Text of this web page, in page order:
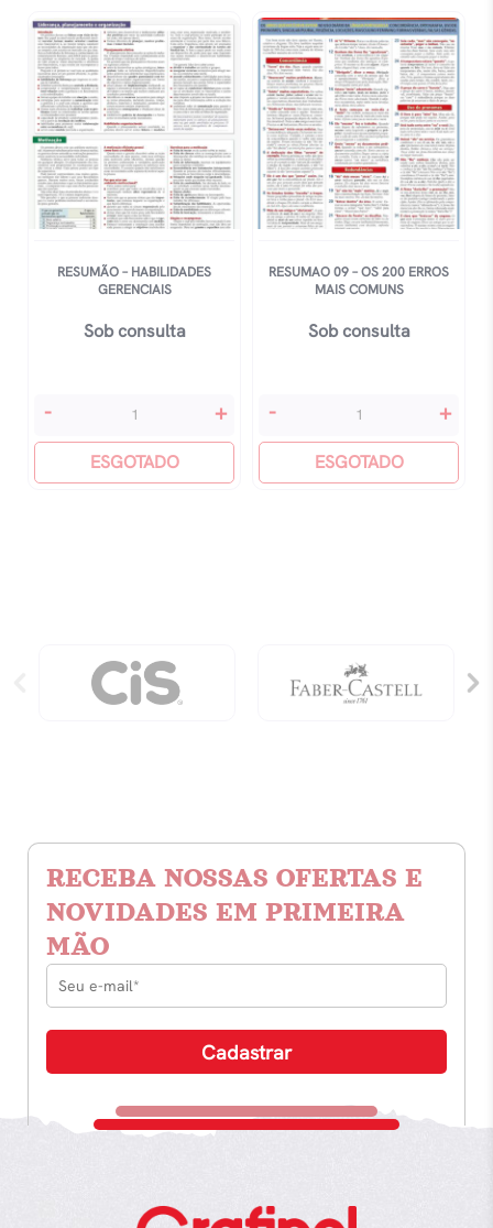
RESUMÃO – HABILIDADES
GERENCIAIS
Sob consulta
ResumÃo
Habilidades
Gerenciais
- +
ESGOTADO
RESUMAO 09 – OS 200 ERROS
MAIS COMUNS
Sob consulta
Resumao
Os
- +
ESGOTADO
RECEBA NOSSAS OFERTAS E
NOVIDADES EM PRIMEIRA
MÃO